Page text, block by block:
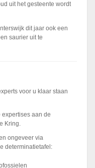
uit het gesteente wordt
dit jaar ook een
saurier uit te
voor u klaar staan
aan de
Kring.
ongeveer via
determinatietafel: